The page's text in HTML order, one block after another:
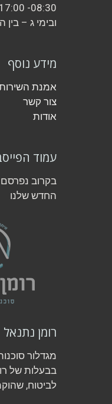
08:30- 17:00
ובימי ג – בין השעות
מידע נוסף
אמנת
צור קשר
אודות
עמוד
בקרוב
החדש שלנו
רומן נתנאל
מגדלור
בבעלות של
לביטוח,